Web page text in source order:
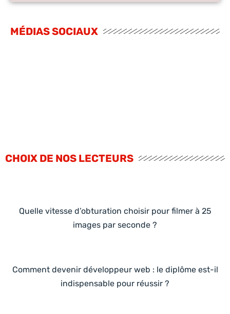
MÉDIAS SOCIAUX
CHOIX DE NOS LECTEURS
Quelle vitesse d’obturation choisir pour filmer à 25
images par seconde ?
Comment devenir développeur web : le diplôme est-il
indispensable pour réussir ?